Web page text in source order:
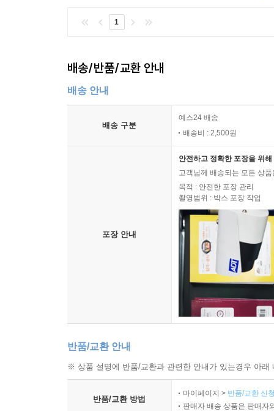
1
배송/반품/교환 안내
배송 안내
배송 구분
예스24 배송
배송비 : 2,500원
포장 안내
안전하고 정확한 포장을 위
고객님께 배송되는 모든 상
목적 : 안전한 포장 관리
촬영범위 : 박스 포장 작업
반품/교환 안내
※ 상품 설명에 반품/교환과 관련한 안내가 있는경우 아
반품/교환 방법
마이페이지 > 반품/교환 신
판매자 배송 상품은 판매자